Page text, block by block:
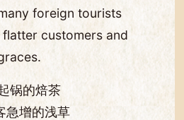
foreign tourists
flatter customers and
锅的焙茶
急增的浅草